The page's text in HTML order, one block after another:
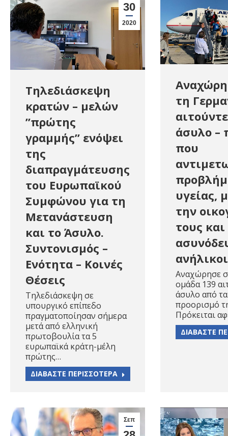
30
2020
Τηλεδιάσκεψη
κρατών – μελών
”πρώτης
γραμμής” ενόψει
της
διαπραγμάτευσης
του Ευρωπαϊκού
Συμφώνου για τη
Μετανάστευση
και το Άσυλο.
Συντονισμός –
Ενότητα – Κοινές
Θέσεις
Τηλεδιάσκεψη σε
υπουργικό επίπεδο
πραγματοποίησαν σήμερα
μετά από ελληνική
πρωτοβουλία τα 5
ευρωπαϊκά κράτη-μέλη
πρώτης…
ΔΙΑΒΑΣΤΕ ΠΕΡΙΣΣΟΤΕΡΑ
τη
άσυλο –
που
υγείας,
την
τους και
ανήλικοι
Αναχώρησε
ομάδα 139
άσυλο από
προορισμό
Πρόκειται
ΔΙΑΒΑΣΤΕ
Σεπ